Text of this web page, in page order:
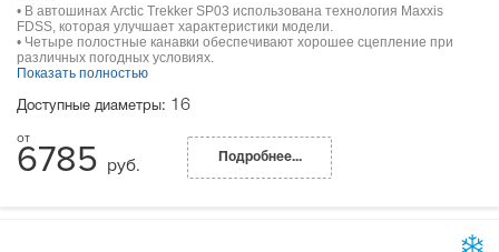
• В автошинах Arctic Trekker SP03 использована технология Maxxis
FDSS, которая улучшает характеристики модели.
• Четыре полостные канавки обеспечивают хорошее сцепление при
различных погодных условиях.
Показать полностью
Доступные диаметры: 16
6785 руб. Подробнее...